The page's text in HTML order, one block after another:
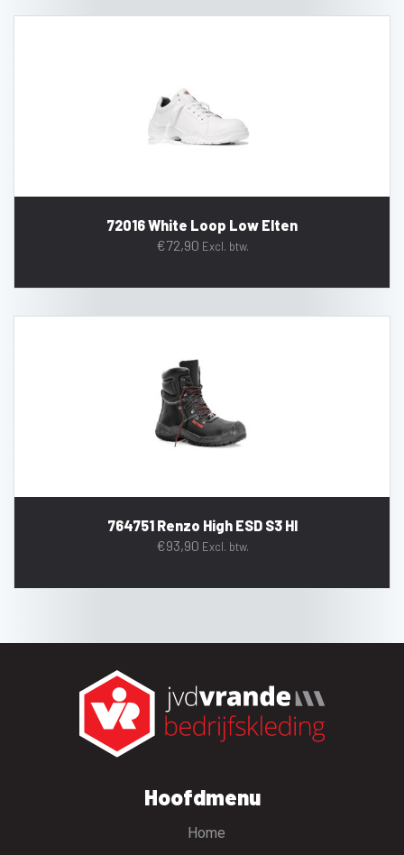
72016 White Loop Low Elten
€72,90 Excl. btw.
764751 Renzo High ESD S3 HI
€93,90 Excl. btw.
Hoofdmenu
Home